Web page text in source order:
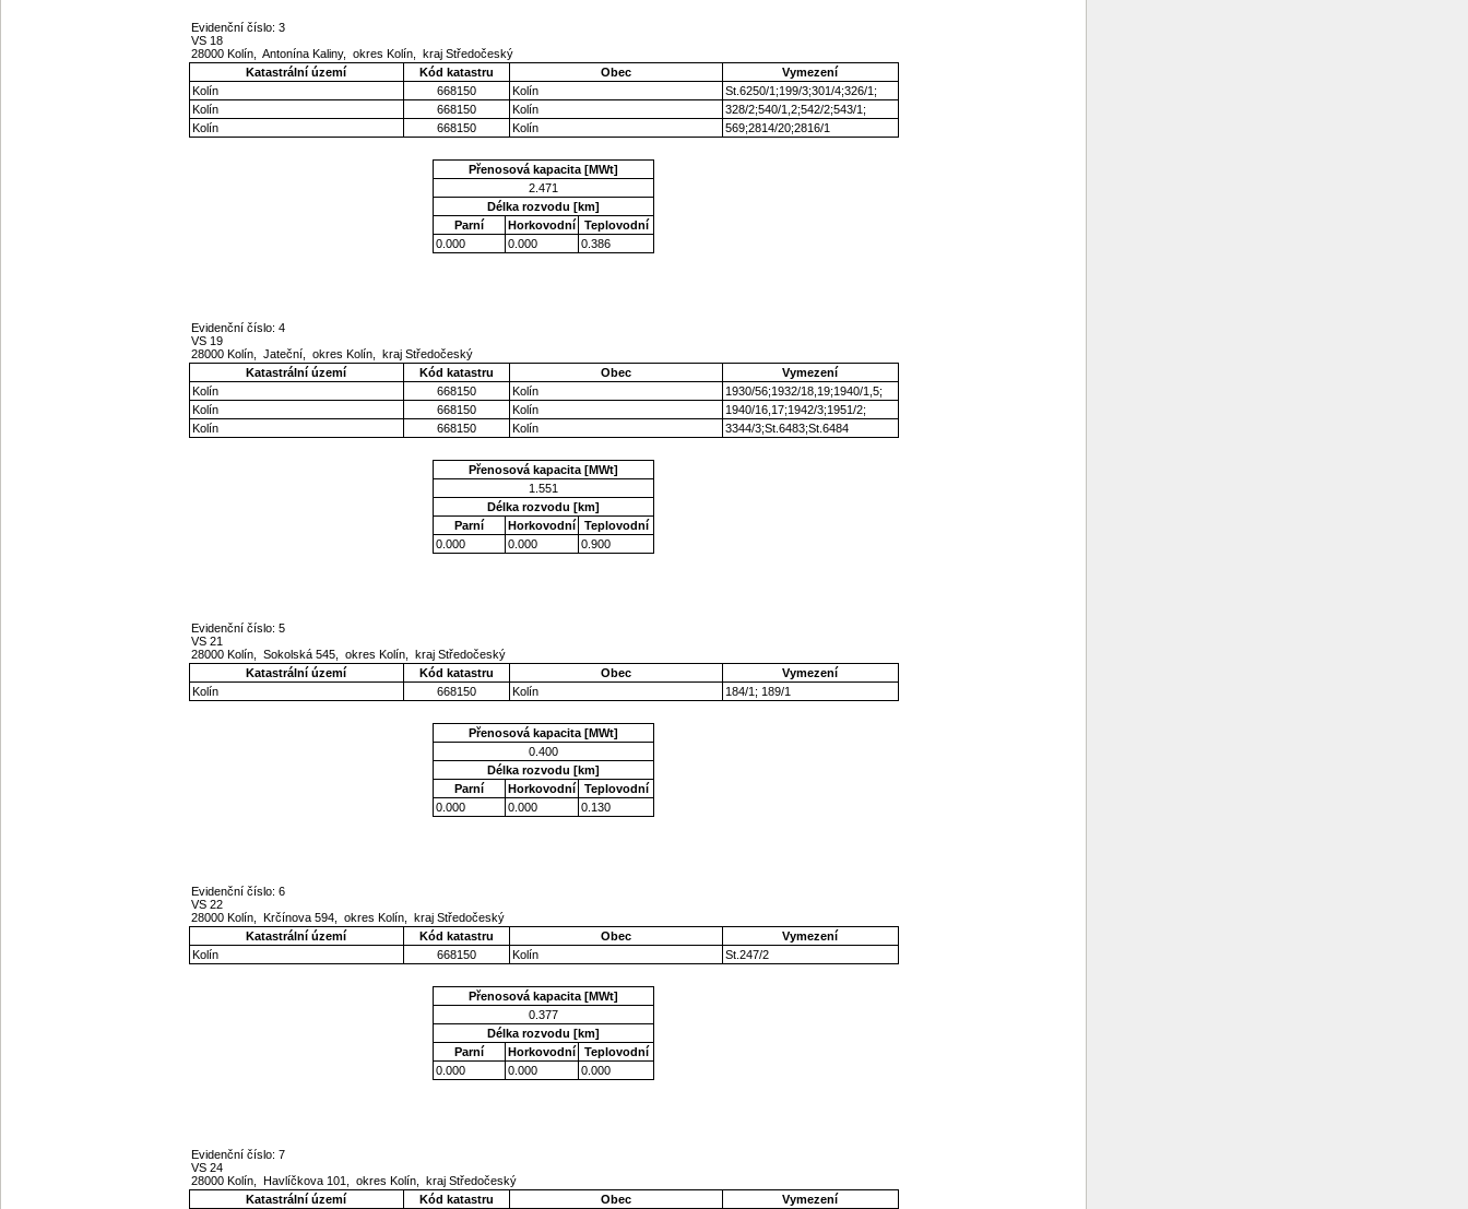
Evidenční číslo: 3
VS 18
28000 Kolín, Antonína Kaliny, okres Kolín, kraj Středočeský
Katastrální území
Kód katastru Obec
Vymezení
Kolín
668150 Kolín
St.6250/1;199/3;301/4;326/1;
Kolín
668150 Kolín
328/2;540/1,2;542/2;543/1;
Kolín
668150 Kolín 569;2814/20;2816/1
Přenosová kapacita [MWt]
2.471
Délka rozvodu [km]
Parní
Horkovodní
Teplovodní
0.000
0.000 0.386
Evidenční číslo: 4
VS 19
28000 Kolín, Jateční, okres Kolín, kraj Středočeský
Katastrální území
Kód katastru Obec
Vymezení
Kolín
668150 Kolín
1930/56;1932/18,19;1940/1,5;
Kolín
668150 Kolín
1940/16,17;1942/3;1951/2;
Kolín
668150 Kolín 3344/3;St.6483;St.6484
Přenosová kapacita [MWt]
1.551
Délka rozvodu [km]
Parní
Horkovodní
Teplovodní
0.000
0.000 0.900
Evidenční číslo: 5
VS 21
28000 Kolín, Sokolská 545, okres Kolín, kraj Středočeský
Katastrální území
Kód katastru Obec
Vymezení
Kolín
668150 Kolín 184/1; 189/1
Přenosová kapacita [MWt]
0.400
Délka rozvodu [km]
Parní
Horkovodní
Teplovodní
0.000
0.000 0.130
Evidenční číslo: 6
VS 22
28000 Kolín, Krčínova 594, okres Kolín, kraj Středočeský
Katastrální území
Kód katastru Obec
Vymezení
Kolín
668150 Kolín St.247/2
Přenosová kapacita [MWt]
0.377
Délka rozvodu [km]
Parní
Horkovodní
Teplovodní
0.000
0.000 0.000
Evidenční číslo: 7
VS 24
28000 Kolín, Havlíčkova 101, okres Kolín, kraj Středočeský
Katastrální území
Kód katastru Obec
Vymezení